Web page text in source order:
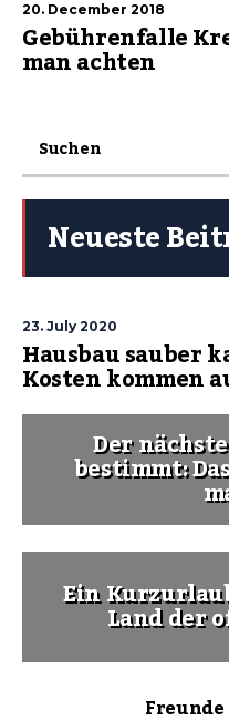
20. December 2018
Gebührenfalle
man achten
Neueste
23. July 2020
Hausbau sauber
Kosten kommen
Der
bestimmt:
Ein
Land der